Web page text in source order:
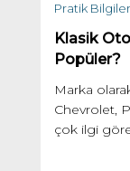
Pratik Bilgiler
Klasik
Popüler?
Marka
Chevrolet,
çok ilgi